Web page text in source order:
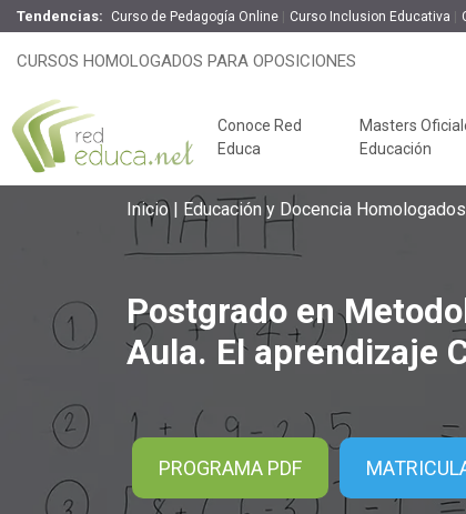
Tendencias: Curso de Pedagogía Online Curso Inclusion Educativa
CURSOS HOMOLOGADOS PARA OPOSICIONES
Conoce Red
Educa
Masters
Educación
Claves del éxito
Oposiciones de
educación
Postgrado en Metodologías
Cooperativo
300 H
Inicio Educación y Docencia Homologados
Postgrado en
Aula. El aprendizaje
PROGRAMA PDF